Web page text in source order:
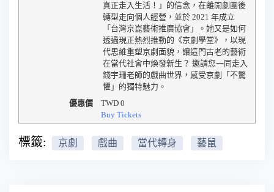
真正走入生活！」的信念，在離開劇團後
轉型走向個人經營，並於 2021 年成立
「台灣京崑藝術推廣協會」。她又是如何
透過現正熱烈推動的《京劇學堂》，以現
代思維重塑京劇面貌，讓這門古老的藝術
在當代社會中煥發新生？ 邀請您一同走入
錢宇珊老師的戲曲世界，感受京劇「不驚
懼」的獨特魅力。
優惠價
TWD0
Buy Tickets
標籤: 京劇 戲曲 當代轉身 藝鼠